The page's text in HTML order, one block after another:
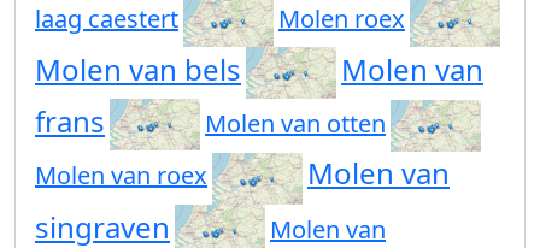
laag caestert
Molen roex
Molen van bels
Molen van
frans
Molen van otten
Molen van roex
Molen van
singraven
Molen van